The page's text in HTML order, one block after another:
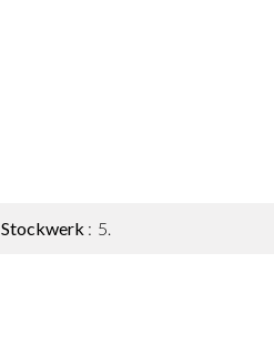
Stockwerk 5.